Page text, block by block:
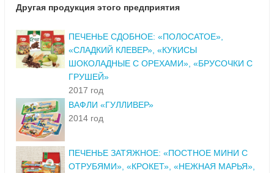
Другая продукция этого предприятия
ПЕЧЕНЬЕ СДОБНОЕ: «ПОЛОСАТОЕ»,
«СЛАДКИЙ КЛЕВЕР», «КУКИСЫ
ШОКОЛАДНЫЕ С ОРЕХАМИ», «БРУСОЧКИ С
ГРУШЕЙ»
2017 год
ВАФЛИ «ГУЛЛИВЕР»
2014 год
ПЕЧЕНЬЕ ЗАТЯЖНОЕ: «ПОСТНОЕ МИНИ С
ОТРУБЯМИ», «КРОКЕТ», «НЕЖНАЯ МАРЬЯ»,